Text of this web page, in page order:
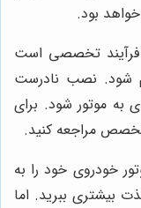
بود.
فرآیند تخصصی است
شود. نصب نادرست
به موتور شود. برای
مراجعه کنید.
خودروی خود را به
بیشتری ببرید. اما